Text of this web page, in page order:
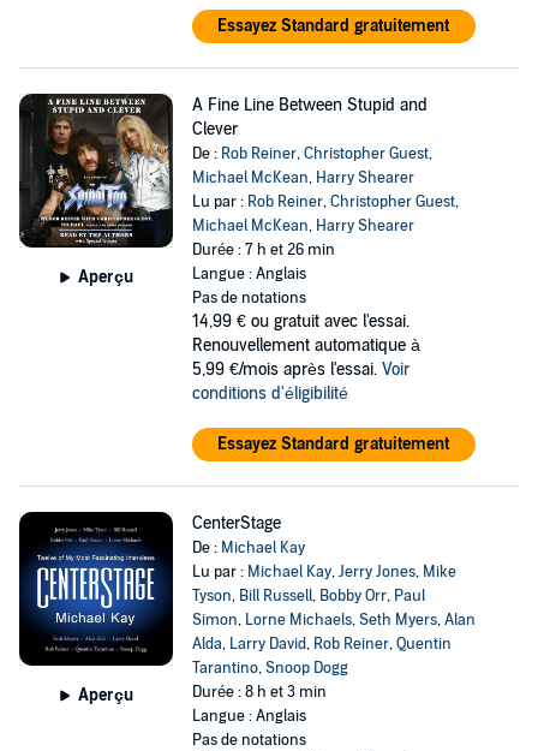
Essayez Standard gratuitement
Aperçu
A Fine Line Between Stupid and
Clever
De : Rob Reiner,Christopher Guest,
Michael McKean, Harry Shearer
Lu par : Rob Reiner,Christopher Guest,
Michael McKean, Harry Shearer
Durée : 7 h et 26 min
Langue : Anglais
Pas de notations
14,99 € ou gratuit avec l'essai.
Renouvellement automatique à
5,99 €/mois après l'essai. Voir
conditions d'éligibilité
Essayez Standard gratuitement
Aperçu
CenterStage
De : Michael Kay
Lu par : Michael Kay,Jerry Jones, Mike
Tyson, Bill Russell, Bobby Orr, Paul
Simon, Lorne Michaels,Seth Myers,Alan
Alda, Larry David, Rob Reiner,Quentin
Tarantino,Snoop Dogg
Durée : 8 h et 3 min
Langue : Anglais
Pas de notations